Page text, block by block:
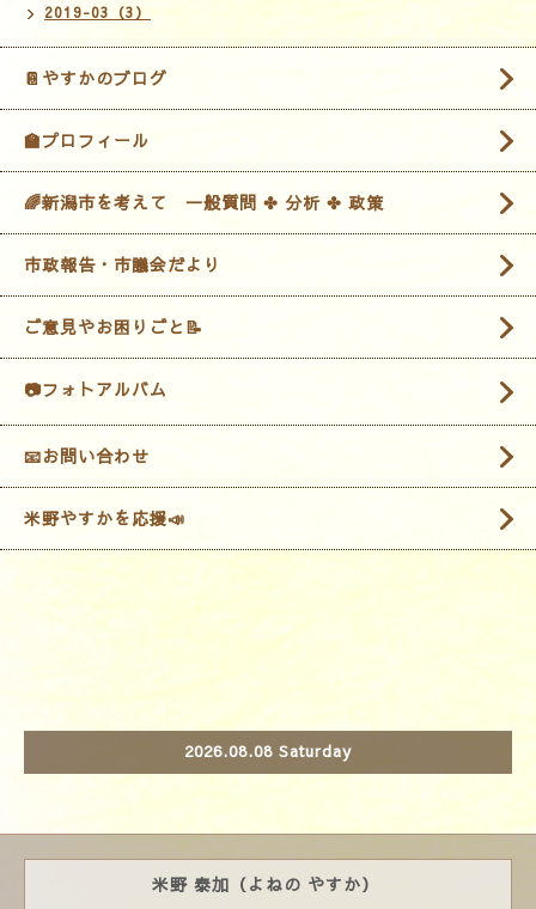
2019-03（3）
📔やすかのブログ
🏫プロフィール
🌈新潟市を考えて 一般質問 ✤ 分析 ✤ 政策
市政報告・市議会だより
ご意見やお困りごと📝
📷フォトアルバム
📧お問い合わせ
米野やすかを応援📣
2026.08.08 Saturday
米野 泰加（よねの やすか）